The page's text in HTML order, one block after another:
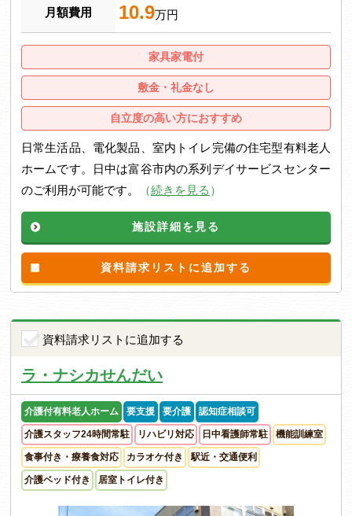
月額費用 10.9万円
家具家電付
敷金・礼金なし
自立度の高い方におすすめ
日常生活品、電化製品、室内トイレ完備の住宅型有料老人
ホームです。日中は富谷市内の系列デイサービスセンター
のご利用が可能です。
（続きを見る ）
施設詳細を見る
資料請求リストに追加する
資料請求リストに追加する
ラ・ナシカせんだい
介護付有料老人ホーム 要支援 要介護 認知症相談可
介護スタッフ24時間常駐 リハビリ対応 日中看護師常駐 機能訓練室
食事付き・療養食対応 カラオケ付き 駅近・交通便利
介護ベッド付き 居室トイレ付き